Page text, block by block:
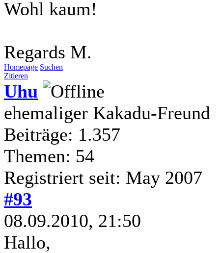
Wohl kaum!
Regards M.
Homepage Suchen
Zitieren
Uhu
ehemaliger Kakadu-Freund
Beiträge: 1.357
Themen: 54
Registriert seit: May 2007
#93
08.09.2010, 21:50
Hallo,